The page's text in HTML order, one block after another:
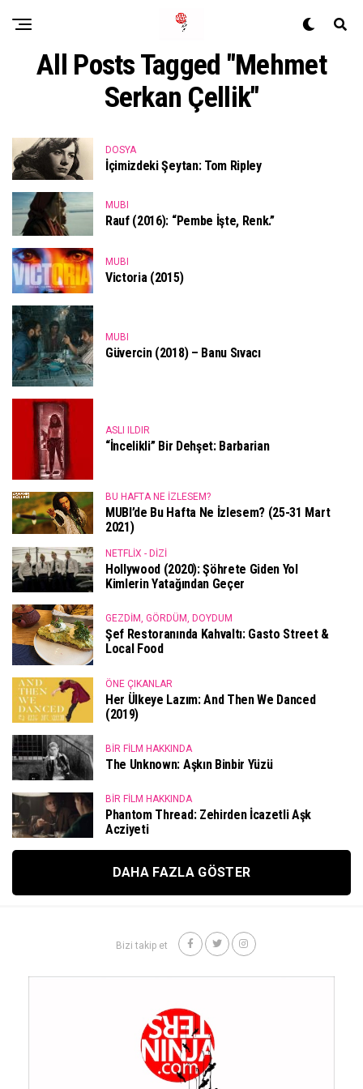
All Posts Tagged "Mehmet
Serkan Çellik"
DOSYA
İçimizdeki Şeytan: Tom Ripley
MUBI
Rauf (2016): “Pembe İşte, Renk.”
MUBI
Victoria (2015)
MUBI
Güvercin (2018) – Banu Sıvacı
ASLI ILDIR
“İncelikli” Bir Dehşet: Barbarian
BU HAFTA NE İZLESEM?
MUBI’de Bu Hafta Ne İzlesem? (25-31 Mart
2021)
NETFLIX - DIZI
Hollywood (2020): Şöhrete Giden Yol
Kimlerin Yatağından Geçer
GEZDIM, GÖRDÜM, DOYDUM
Şef Restoranında Kahvaltı: Gasto Street &
Local Food
ÖNE ÇIKANLAR
Her Ülkeye Lazım: And Then We Danced
(2019)
BIR FILM HAKKINDA
The Unknown: Aşkın Binbir Yüzü
BIR FILM HAKKINDA
Phantom Thread: Zehirden İcazetli Aşk
Acziyeti
DAHA FAZLA GÖSTER
Bizi takip et